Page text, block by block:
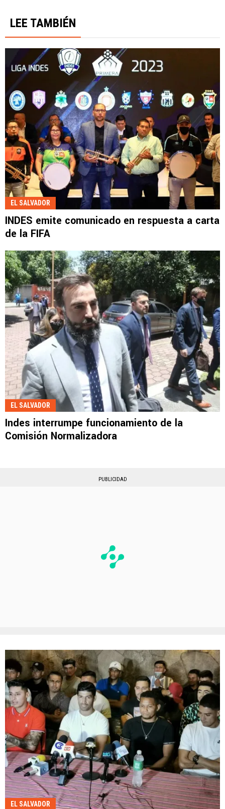
LEE TAMBIÉN
EL SALVADOR
INDES emite comunicado en respuesta a carta
de la FIFA
EL SALVADOR
Indes interrumpe funcionamiento de la
Comisión Normalizadora
PUBLICIDAD
EL SALVADOR